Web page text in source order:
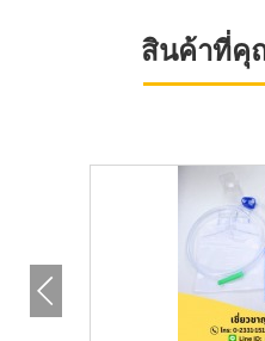
สินค้าที่คุ